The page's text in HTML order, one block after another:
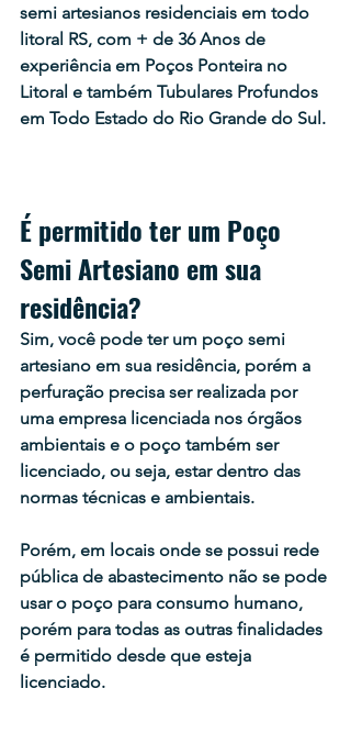
semi artesianos residenciais em todo
litoral RS, com + de 36 Anos de
experiência em Poços Ponteira no
Litoral e também Tubulares Profundos
em Todo Estado do Rio Grande do Sul.
É permitido ter um Poço
Semi Artesiano em sua
residência?
Sim, você pode ter um poço semi
artesiano em sua residência, porém a
perfuração precisa ser realizada por
uma empresa licenciada nos órgãos
ambientais e o poço também ser
licenciado, ou seja, estar dentro das
normas técnicas e ambientais.
Porém, em locais onde se possui rede
pública de abastecimento não se pode
usar o poço para consumo humano,
porém para todas as outras finalidades
é permitido desde que esteja
licenciado.